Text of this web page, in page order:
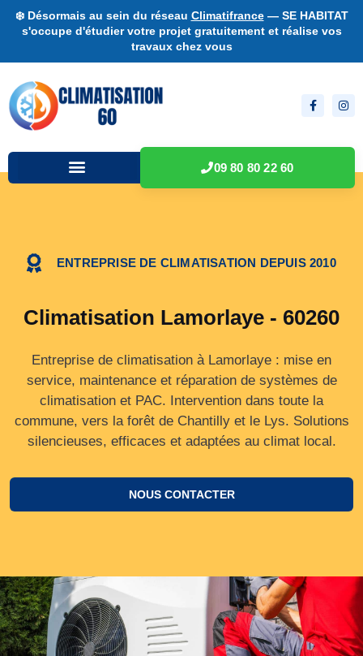
❄️ Désormais au sein du réseau Climatifrance— SE HABITAT
s'occupe d'étudier votre projet gratuitement et réalise vos
travaux chez vous
09 80 80 22 60
ENTREPRISE DE CLIMATISATION DEPUIS 2010
Climatisation Lamorlaye - 60260
Entreprise de climatisation à Lamorlaye : mise en
service, maintenance et réparation de systèmes de
climatisation et PAC. Intervention dans toute la
commune, vers la forêt de Chantilly et le Lys. Solutions
silencieuses, efficaces et adaptées au climat local.
NOUS CONTACTER